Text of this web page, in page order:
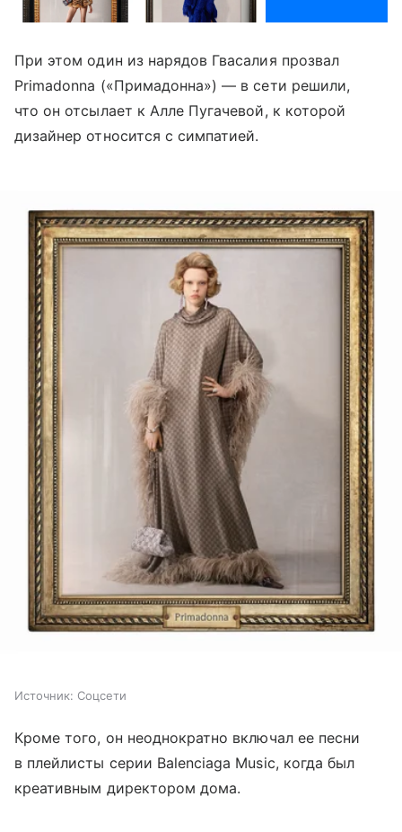
При этом один из нарядов Гвасалия прозвал
Primadonna («Примадонна») — в сети решили,
что он отсылает к Алле Пугачевой, к которой
дизайнер относится с симпатией.
Источник: Соцсети
Кроме того, он неоднократно включал ее песни
в плейлисты серии Balenciaga Music, когда был
креативным директором дома.